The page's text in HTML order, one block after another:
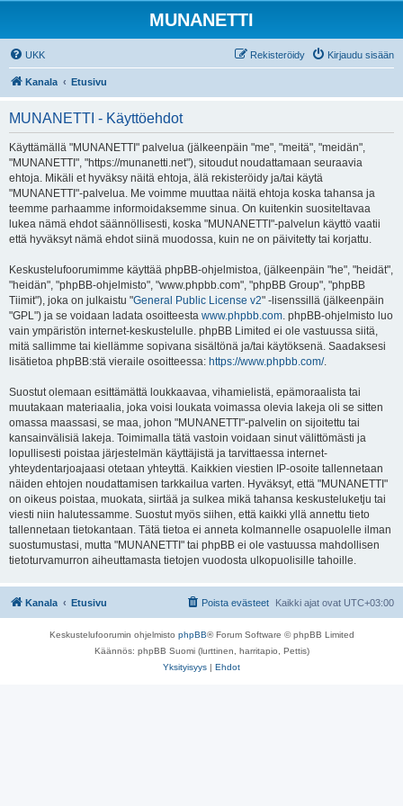
MUNANETTI
UKK Kirjaudu sisään
Rekisteröidy
Kanala Etusivu
MUNANETTI - Käyttöehdot
Käyttämällä "MUNANETTI" palvelua (jälkeenpäin "me", "meitä", "meidän",
"MUNANETTI", "https://munanetti.net"), sitoudut noudattamaan seuraavia
ehtoja. Mikäli et hyväksy näitä ehtoja, älä rekisteröidy ja/tai käytä
"MUNANETTI"-palvelua. Me voimme muuttaa näitä ehtoja koska tahansa ja
teemme parhaamme informoidaksemme sinua. On kuitenkin suositeltavaa
lukea nämä ehdot säännöllisesti, koska "MUNANETTI"-palvelun käyttö vaatii
että hyväksyt nämä ehdot siinä muodossa, kuin ne on päivitetty tai korjattu.
Keskustelufoorumimme käyttää phpBB-ohjelmistoa, (jälkeenpäin "he", "heidät",
"heidän", "phpBB-ohjelmisto", "www.phpbb.com", "phpBB Group", "phpBB
Tiimit"), joka on julkaistu "General Public License v2" -lisenssillä (jälkeenpäin
"GPL") ja se voidaan ladata osoitteesta www.phpbb.com. phpBB-ohjelmisto luo
vain ympäristön internet-keskustelulle. phpBB Limited ei ole vastuussa siitä,
mitä sallimme tai kiellämme sopivana sisältönä ja/tai käytöksenä. Saadaksesi
lisätietoa phpBB:stä vieraile osoitteessa: https://www.phpbb.com/.
Suostut olemaan esittämättä loukkaavaa, vihamielistä, epämoraalista tai
muutakaan materiaalia, joka voisi loukata voimassa olevia lakeja oli se sitten
omassa maassasi, se maa, johon "MUNANETTI"-palvelin on sijoitettu tai
kansainvälisiä lakeja. Toimimalla tätä vastoin voidaan sinut välittömästi ja
lopullisesti poistaa järjestelmän käyttäjistä ja tarvittaessa internet-
yhteydentarjoajaasi otetaan yhteyttä. Kaikkien viestien IP-osoite tallennetaan
näiden ehtojen noudattamisen tarkkailua varten. Hyväksyt, että "MUNANETTI"
on oikeus poistaa, muokata, siirtää ja sulkea mikä tahansa keskusteluketju tai
viesti niin halutessamme. Suostut myös siihen, että kaikki yllä annettu tieto
tallennetaan tietokantaan. Tätä tietoa ei anneta kolmannelle osapuolelle ilman
suostumustasi, mutta "MUNANETTI" tai phpBB ei ole vastuussa mahdollisen
tietoturvamurron aiheuttamasta tietojen vuodosta ulkopuolisille tahoille.
Kanala Etusivu Kaikki ajat ovat UTC+03:00
Poista evästeet
Keskustelufoorumin ohjelmisto phpBB® Forum Software © phpBB Limited
Käännös: phpBB Suomi (lurttinen, harritapio, Pettis)
Yksityisyys | Ehdot